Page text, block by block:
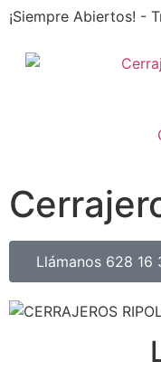
¡Siempre Abiertos! -
Llámanos 628 16